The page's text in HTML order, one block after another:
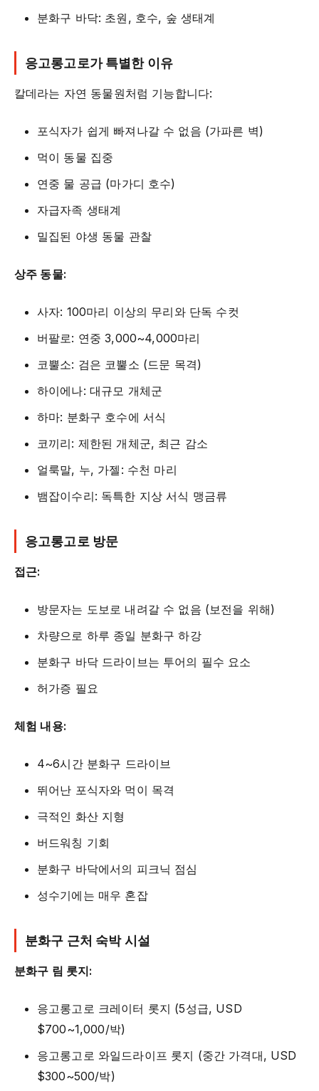
분화구 바닥: 초원, 호수, 숲 생태계
응고롱고로가 특별한 이유
칼데라는 자연 동물원처럼 기능합니다:
포식자가 쉽게 빠져나갈 수 없음 (가파른 벽)
먹이 동물 집중
연중 물 공급 (마가디 호수)
자급자족 생태계
밀집된 야생 동물 관찰
상주 동물:
사자: 100마리 이상의 무리와 단독 수컷
버팔로: 연중 3,000~4,000마리
코뿔소: 검은 코뿔소 (드문 목격)
하이에나: 대규모 개체군
하마: 분화구 호수에 서식
코끼리: 제한된 개체군, 최근 감소
얼룩말, 누, 가젤: 수천 마리
뱀잡이수리: 독특한 지상 서식 맹금류
응고롱고로 방문
접근:
방문자는 도보로 내려갈 수 없음 (보전을 위해)
차량으로 하루 종일 분화구 하강
분화구 바닥 드라이브는 투어의 필수 요소
허가증 필요
체험 내용:
4~6시간 분화구 드라이브
뛰어난 포식자와 먹이 목격
극적인 화산 지형
버드워칭 기회
분화구 바닥에서의 피크닉 점심
성수기에는 매우 혼잡
분화구 근처 숙박 시설
분화구 림 롯지:
응고롱고로 크레이터 롯지 (5성급, USD
$700~1,000/박)
응고롱고로 와일드라이프 롯지 (중간 가격대, USD
$300~500/박)